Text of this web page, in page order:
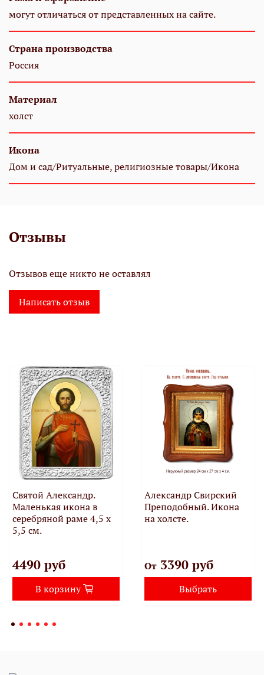
могут отличаться от представленных на сайте.
Страна производства
Россия
Материал
холст
Икона
Дом и сад/Ритуальные, религиозные товары/Икона
Отзывы
Отзывов еще никто не оставлял
Написать отзыв
Святой Александр.
Маленькая икона в
серебряной раме 4,5 х
5,5 см.
4490 руб
В корзину
Александр Свирский
Преподобный. Икона
на холсте.
От3390 руб
Выбрать